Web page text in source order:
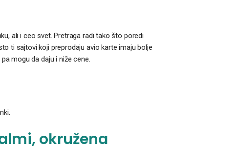
ali i ceo svet. Pretraga radi tako što poredi
ti sajtovi koji preprodaju avio karte imaju bolje
mogu da daju i niže cene.
okružena